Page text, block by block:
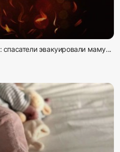
эвакуировали маму...